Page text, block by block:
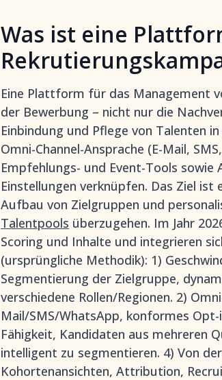
Was ist eine
Eine Plattform für das Management
der Bewerbung – nicht nur die
Einbindung und Pflege von Talenten
Omni-Channel-Ansprache (E-Mail,
Empfehlungs- und Event-Tools sowie
Einstellungen verknüpfen. Das Ziel
Aufbau von Zielgruppen und
Talentpools überzugehen. Im Jahr
Scoring und Inhalte und integrieren
(ursprüngliche Methodik): 1)
Segmentierung der Zielgruppe,
verschiedene Rollen/Regionen. 2)
Mail/SMS/WhatsApp, konformes
Fähigkeit, Kandidaten aus mehreren
intelligent zu segmentieren. 4) Von
Kohortenansichten, Attribution,